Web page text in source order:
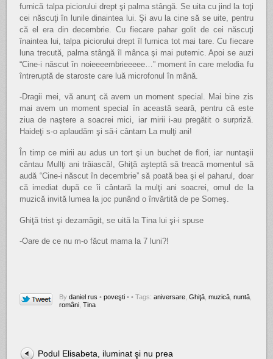
furnică talpa piciorului drept şi palma stângă. Se uita cu jind la toţi
cei născuţi în lunile dinaintea lui. Şi avu la cine să se uite, pentru
că el era din decembrie. Cu fiecare pahar golit de cei născuţi
înaintea lui, talpa piciorului drept îl furnica tot mai tare. Cu fiecare
luna trecută, palma stângă îl mânca şi mai puternic. Apoi se auzi
“Cine-i născut în noieeeembrieeeee…” moment în care melodia fu
întreruptă de staroste care luă microfonul în mână.
-Dragii mei, vă anunţ că avem un moment special. Mai bine zis
mai avem un moment special în această seară, pentru că este
ziua de naştere a soacrei mici, iar mirii i-au pregătit o surpriză.
Haideţi s-o aplaudăm şi să-i cântam La mulţi ani!
În timp ce mirii au adus un tort şi un buchet de flori, iar nuntaşii
cântau Mullţi ani trăiască!, Ghiţă aşteptă să treacă momentul să
audă “Cine-i născut în decembrie” să poată bea şi el paharul, doar
că imediat după ce îi cântară la mulţi ani soacrei, omul de la
muzică invită lumea la joc punând o învărtită de pe Someş.
Ghiţă trist şi dezamăgit, se uită la Tina lui şi-i spuse
-Oare de ce nu m-o făcut mama la 7 luni?!
Bydaniel rus • poveşti • • Tags:aniversare ,Ghiţă ,muzică ,nuntă
români ,Tina
Podul Elisabeta, iluminat şi nu prea